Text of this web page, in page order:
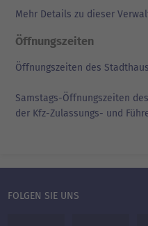
Mehr Details zu dieser
Öffnungszeiten
Öffnungszeiten des
Samstags-Öffnungszeiten
der Kfz-Zulassungs- und
FOLGEN SIE UNS